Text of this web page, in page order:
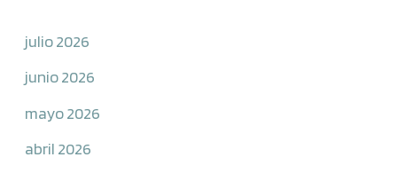
julio 2026
junio 2026
mayo 2026
abril 2026